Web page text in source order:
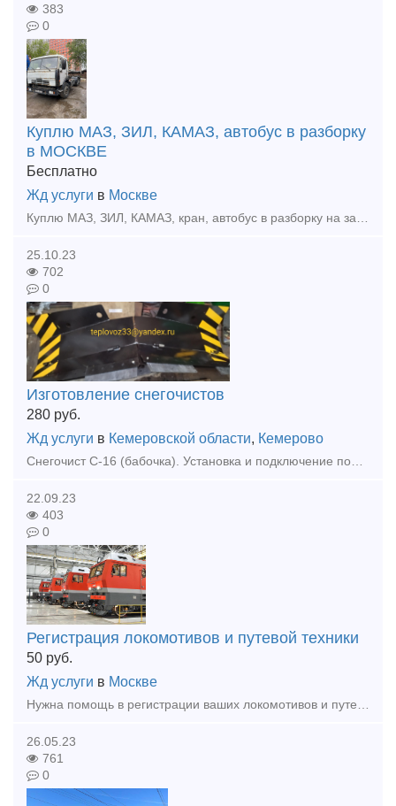
383
0
Куплю МАЗ, ЗИЛ, КАМАЗ, автобус в разборку
в МОСКВЕ
Бесплатно
Жд услуги в Москве
Куплю МАЗ, ЗИЛ, КАМАЗ, кран, автобус в разборку на запчасти в Москве Любого года и в любом состоянии, Условия вывоза и доставки по согласованию. цены договорные Контактный номер Руслан 8 965 3
25.10.23
702
0
Изготовление снегочистов
280 руб.
Жд услуги в Кемеровской области, Кемерово
Снегочист С-16 (бабочка). Установка и подключение подъёмного механизма ножей. Стоимость 280 000 рублей. Доставка в стоимость не включена.
22.09.23
403
0
Регистрация локомотивов и путевой техники
50 руб.
Жд услуги в Москве
Нужна помощь в регистрации ваших локомотивов и путевой техники? "Дорожный регистр" готов прийти на помощь! Подготовим для вас полный пакет документов, полностью соответствующих всем нормативным тре
26.05.23
761
0